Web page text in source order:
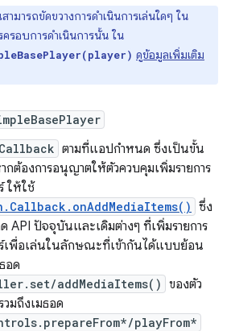
ามารถขัดขวางการดำเนินการเล่นใดๆ ใน
ครอบการดำเนินการนั้น ใน
ดูข้อมูลเพิ่มเติม
ตามที่แอปกำหนด ซึ่งเป็นขั้น
ต้องการอนุญาตให้ตัวควบคุมเพิ่มรายการ
ให้ใช้
ซึ่ง
API ปัจจุบันและเดิมต่างๆ ที่เพิ่มรายการ
เพื่อเล่นในลักษณะที่เข้ากันได้แบบย้อน
อด
addMediaItems() ของตัว
มถึงเมธอด
playFrom*